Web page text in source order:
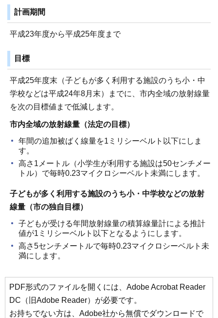
計画期間
平成23年度から平成25年度まで
目標
平成25年度末（子どもが多く利用する施設のうち小・中
学校などは平成24年8月末）までに、市内全域の放射線量
を次の目標値まで低減します。
市内全域の放射線量（法定の目標）
年間の追加被ばく線量を1ミリシーベルト以下にしま
す。
高さ1メートル（小学生が利用する施設は50センチメー
トル）で毎時0.23マイクロシーベルト未満にします。
子どもが多く利用する施設のうち小・中学校などの放射
線量（市の独自目標）
子どもが受ける年間放射線量の積算線量計による推計
値が1ミリシーベルト以下となるようにします。
高さ5センチメートルで毎時0.23マイクロシーベルト未
満にします。
PDF形式のファイルを開くには、Adobe Acrobat Reader
DC（旧Adobe Reader）が必要です。
お持ちでない方は、Adobe社から無償でダウンロードで